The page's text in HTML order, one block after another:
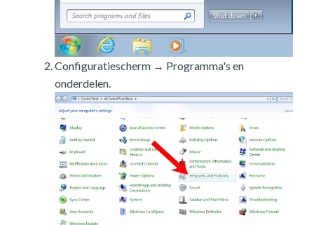
Configuratiescherm → Programma's en
onderdelen.